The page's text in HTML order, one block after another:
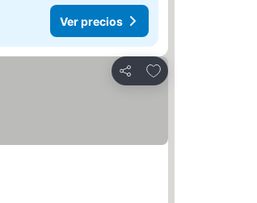
Ver precios
Compartir
Agregar a favoritos